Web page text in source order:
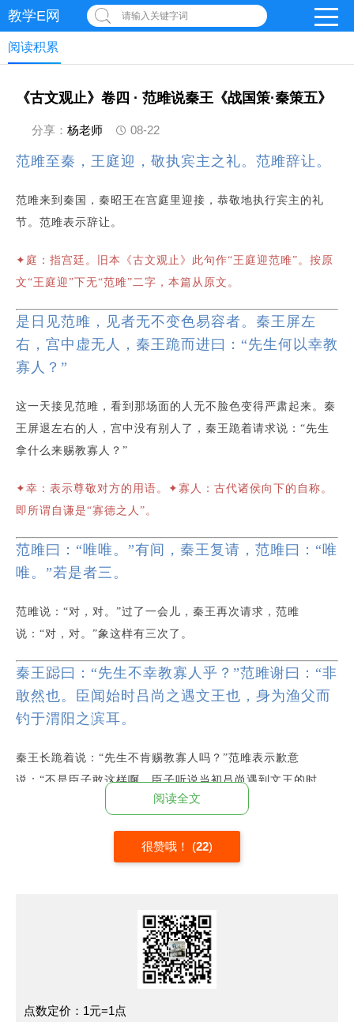
教学E网 请输入关键字词
阅读积累
《古文观止》卷四 · 范雎说秦王《战国策·秦策五》
分享： 杨老师 08-22
范雎至秦，王庭迎，敬执宾主之礼。范雎辞让。
范雎来到秦国，秦昭王在宫庭里迎接，恭敬地执行宾主的礼
节。范雎表示辞让。
✦ 庭：指宫廷。旧本《古文观止》此句作“王庭迎范雎”。按原
文“王庭迎”下无“范雎”二字，本篇从原文。
是日见范雎，见者无不变色易容者。秦王屏左
右，宫中虚无人，秦王跪而进曰：“先生何以幸教
寡人？”
这一天接见范雎，看到那场面的人无不脸色变得严肃起来。秦
王屏退左右的人，宫中没有别人了，秦王跪着请求说：“先生
拿什么来赐教寡人？”
✦幸：表示尊敬对方的用语。✦寡人：古代诸侯向下的自称。
即所谓自谦是“寡德之人”。
范雎曰：“唯唯。”有间，秦王复请，范雎曰：“唯
唯。”若是者三。
范雎说：“对，对。”过了一会儿，秦王再次请求，范雎
说：“对，对。”象这样有三次了。
秦王跽曰：“先生不幸教寡人乎？”范雎谢曰：“非
敢然也。臣闻始时吕尚之遇文王也，身为渔父而
钓于渭阳之滨耳。
秦王长跪着说：“先生不肯赐教寡人吗？”范雎表示歉意
说：“不是臣子敢这样啊。臣子听说当初吕尚遇到文王的时
候，身分只是个渔父，在渭水北岸垂钓罢了。
✦跽（jì）：古人席地而坐，姿势是双膝着地，臀部坐在自己
脚跟上。“跽”是双膝仍然着地，而把上身挺直起来；是一种表
志，垂钓于渭水之阳，后遇文王辅周灭殷。✦文王：姬姓，名
昌，生前称周西伯或西伯昌，武王灭殷后追谥文王。遇吕尚于
若是者，交疏也。已一说而立为太师，载与俱归
阅读全文
很赞哦！ (22)
点数定价：1元=1点